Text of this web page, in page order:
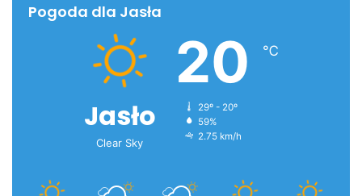
Pogoda dla Jasła
Jasło
Clear Sky
20 ℃
29º - 20º
59%
2.75 km/h